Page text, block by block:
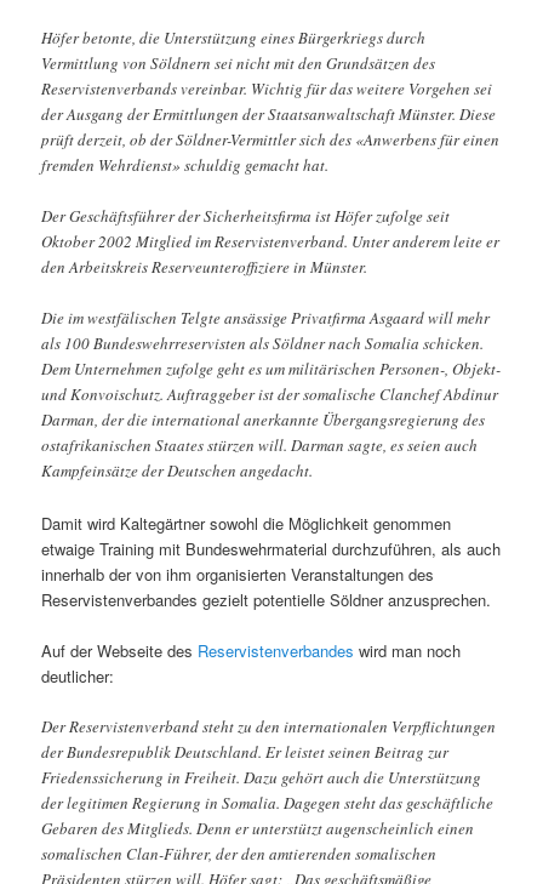
Höfer betonte, die Unterstützung eines Bürgerkriegs durch
Vermittlung von Söldnern sei nicht mit den Grundsätzen des
Reservistenverbands vereinbar. Wichtig für das weitere Vorgehen sei
der Ausgang der Ermittlungen der Staatsanwaltschaft Münster. Diese
prüft derzeit, ob der Söldner-Vermittler sich des «Anwerbens für einen
fremden Wehrdienst» schuldig gemacht hat.
Der Geschäftsführer der Sicherheitsfirma ist Höfer zufolge seit
Oktober 2002 Mitglied im Reservistenverband. Unter anderem leite er
den Arbeitskreis Reserveunteroffiziere in Münster.
Die im westfälischen Telgte ansässige Privatfirma Asgaard will mehr
als 100 Bundeswehrreservisten als Söldner nach Somalia schicken.
Dem Unternehmen zufolge geht es um militärischen Personen-, Objekt-
und Konvoischutz. Auftraggeber ist der somalische Clanchef Abdinur
Darman, der die international anerkannte Übergangsregierung des
ostafrikanischen Staates stürzen will. Darman sagte, es seien auch
Kampfeinsätze der Deutschen angedacht.
Damit wird Kaltegärtner sowohl die Möglichkeit genommen
etwaige Training mit Bundeswehrmaterial durchzuführen, als auch
innerhalb der von ihm organisierten Veranstaltungen des
Reservistenverbandes gezielt potentielle Söldner anzusprechen.
Auf der Webseite des Reservistenverbandes wird man noch
deutlicher:
Der Reservistenverband steht zu den internationalen Verpflichtungen
der Bundesrepublik Deutschland. Er leistet seinen Beitrag zur
Friedenssicherung in Freiheit. Dazu gehört auch die Unterstützung
der legitimen Regierung in Somalia. Dagegen steht das geschäftliche
Gebaren des Mitglieds. Denn er unterstützt augenscheinlich einen
somalischen Clan-Führer, der den amtierenden somalischen
Präsidenten stürzen will. Höfer sagt: „Das geschäftsmäßige